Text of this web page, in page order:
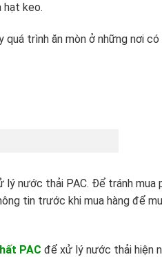
hạt keo.
trình ăn mòn ở những nơi có
nước thải PAC. Để tránh mua
tin trước khi mua hàng để
PAC để xử lý nước thải hiện